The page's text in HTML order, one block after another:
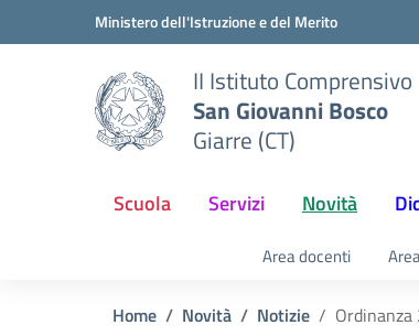
Vai ai contenuti
Vai al menu di navigazioneMinistero dell'Istruzione e del Merito
II Istituto Comprensivo
San Giovanni Bosco
Giarre (CT)
Scuola Servizi Novità
Area docenti
Home Novità Notizie